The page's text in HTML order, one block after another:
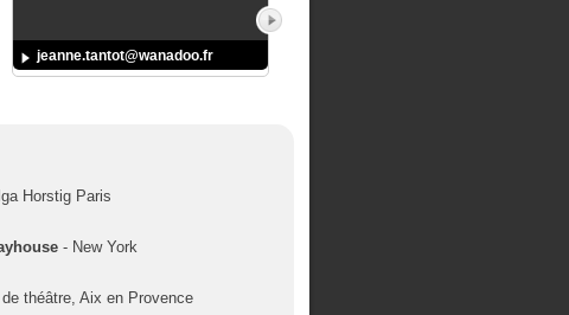
jeanne.tantot@wanadoo.fr
Horstig Paris
- New York
théâtre, Aix en Provence